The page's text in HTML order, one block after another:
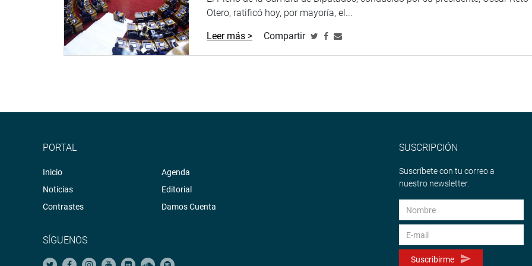
puntualizó.
La delegación china estuvo integrada por el presidente de la Comisión de Desarrollo Social de la APN y de la Liga
Parlamentaria de Amistad China-Perú de la APN, Yang Zhenwu, el vicepresidente de la Comisión de Desarrollo
de la Liga Parlamentaria Perú-China, Luis Cordero Jon Tay, el titular de la Comisión de impulso y seguimiento del
proyecto terminal multipropósito de Chancay, Roberto Sánchez Palomino y el legislador José Williams Zapata.
OFICINA DE COMUNICACIONES E IMAGEN INSTITUCIONAL
Otero, ratificó hoy, por mayoría, el...
Leer más > Compartir
PORTAL
Inicio
Noticias
Contrastes
Agenda
Editorial
Damos Cuenta
SÍGUENOS
SUSCRIPCIÓN
Suscríbete con tu correo a
nuestro newsletter.
Suscribirme